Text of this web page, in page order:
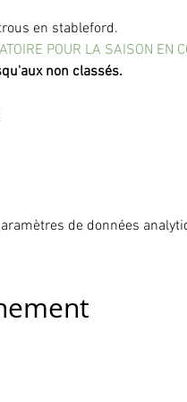
en stableford.
POUR LA SAISON EN
non classés.
de données